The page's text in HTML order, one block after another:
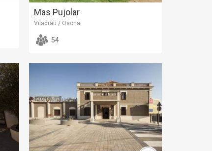
Mas Pujolar
Viladrau / Osona
54